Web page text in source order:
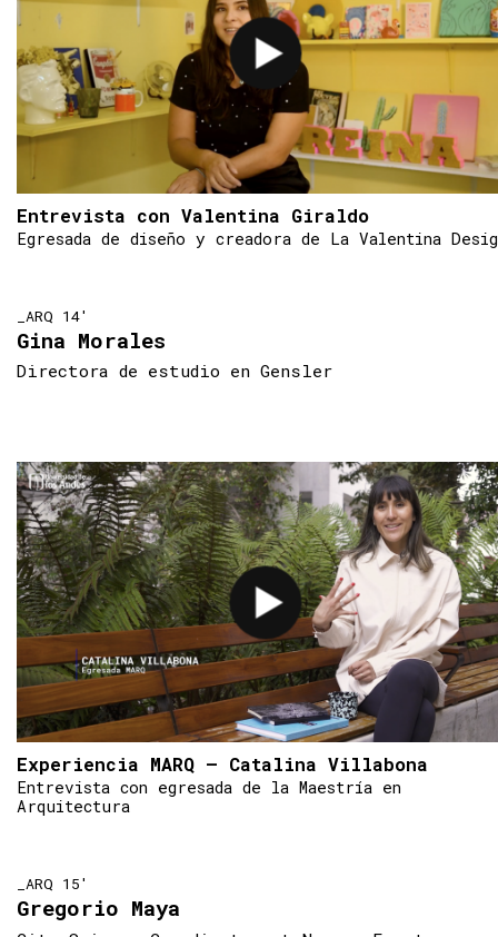
Entrevista con Valentina Giraldo
Egresada de diseño y creadora de La Valentina
_ARQ 14'
Gina Morales
Directora de estudio en Gensler
Experiencia MARQ – Catalina Villabona
Entrevista con egresada de la Maestría en
Arquitectura
_ARQ 15'
Gregorio Maya